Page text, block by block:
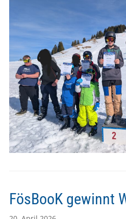
FösBooK gewinnt